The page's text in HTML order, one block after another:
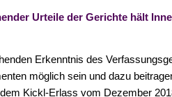
Urteile der Gerichte hält
Erkenntnis des
möglich sein und dazu
Kickl-Erlass vom Dezember